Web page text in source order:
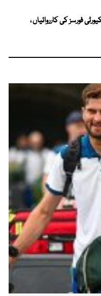
فورسز کی کارروائیاں ،